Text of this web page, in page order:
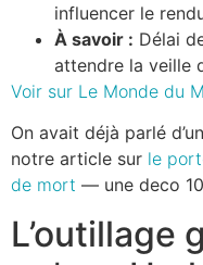
influencer le
À savoir : Délai
attendre la veille
Voir sur Le Monde du
On avait déjà parlé
notre article sur le
de mort — une deco
L’outillage